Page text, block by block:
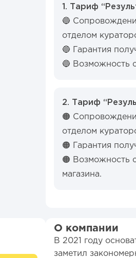
1. Тариф
🔵
отделом
🔵 Гарантия
🔵 Возможность
2. Тариф
🟠
отделом
🟠 Гарантия
🟠 Возможность
магазина.
О компании
В 2021 году
заметил